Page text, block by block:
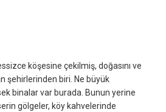
köşesine çekilmiş, doğasını ve
şehirlerinden biri. Ne büyük
binalar var burada. Bunun yerine
gölgeler, köy kahvelerinde